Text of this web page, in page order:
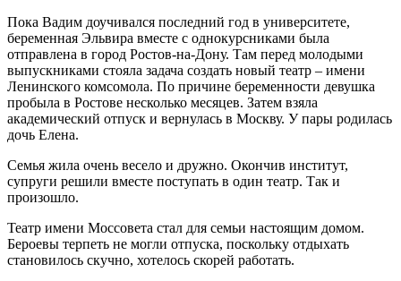
Пока Вадим доучивался последний год в университете,
беременная Эльвира вместе с однокурсниками была
отправлена в город Ростов-на-Дону. Там перед молодыми
выпускниками стояла задача создать новый театр – имени
Ленинского комсомола. По причине беременности девушка
пробыла в Ростове несколько месяцев. Затем взяла
академический отпуск и вернулась в Москву. У пары родилась
дочь Елена.
Семья жила очень весело и дружно. Окончив институт,
супруги решили вместе поступать в один театр. Так и
произошло.
Театр имени Моссовета стал для семьи настоящим домом.
Бероевы терпеть не могли отпуска, поскольку отдыхать
становилось скучно, хотелось скорей работать.